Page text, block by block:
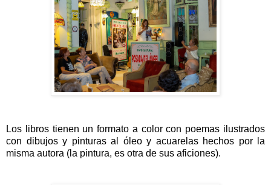
Los libros tienen un formato a color con poemas ilustrados
con dibujos y pinturas al óleo y acuarelas hechos por la
misma autora (la pintura, es otra de sus aficiones).